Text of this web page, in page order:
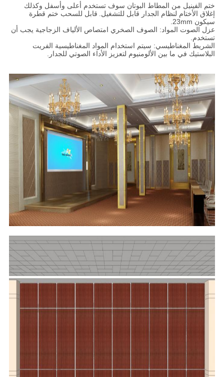
ختم الفينيل من المطاط البوتان سوف تستخدم أعلى وأسفل وكذلك
إغلاق الأختام لنظام الجدار قابل للتشغيل. قابل للسحب ختم قطرة
سيكون 23mm.
عزل الصوت المواد: الصوف الصخري امتصاص الألياف الزجاجية يجب أن
تستخدم.
الشريط المغناطيسي: سيتم استخدام المواد المغناطيسية الفريت
البلاستيك في ما بين الألومنيوم لتعزيز الأداء الصوتي للجدار.